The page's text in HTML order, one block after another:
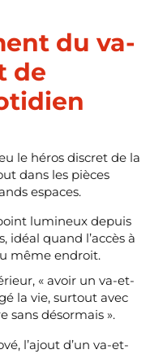
du va-
de
le héros discret de la
dans les pièces
espaces.
lumineux depuis
quand l’accès à
même endroit.
« avoir un va-et-
la vie, surtout avec
sans désormais ».
l’ajout d’un va-et-